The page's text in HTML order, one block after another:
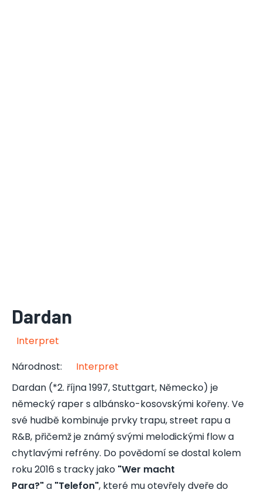
Dardan
Interpret
Národnost:
Interpret
Dardan (*2. října 1997, Stuttgart, Německo) je
německý raper s albánsko-kosovskými kořeny. Ve
své hudbě kombinuje prvky trapu, street rapu a
R&B, přičemž je známý svými melodickými flow a
chytlavými refrény. Do povědomí se dostal kolem
roku 2016 s tracky jako "Wer macht
Para?"a "Telefon", které mu otevřely dveře do